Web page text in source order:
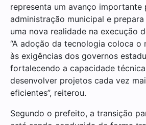
representa um avanço importante
administração municipal e
uma nova realidade na execução
“A adoção da tecnologia coloca o
às exigências dos governos
fortalecendo a capacidade
desenvolver projetos cada vez
eficientes”, reiterou.
Segundo o prefeito, a transição